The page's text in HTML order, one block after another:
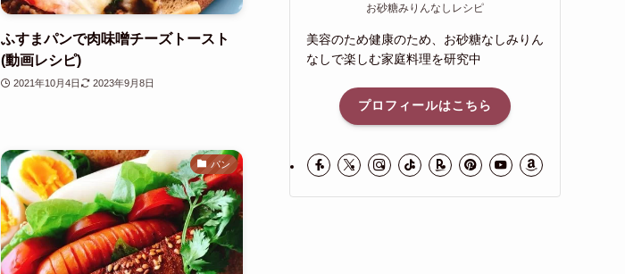
ふすまパンで肉味噌チーズトースト
(動画レシピ)
2021年10月4日 2023年9月8日
パン
お砂糖みりんなしレシピ
美容のため健康のため、お砂糖なしみりん
なしで楽しむ家庭料理を研究中
プロフィールはこちら